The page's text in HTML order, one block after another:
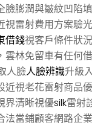
臉膨潤與皺紋凹陷
視雷射費用方案驗
借錢視客戶條件狀
雲林免留車有任何
人臉人臉辨識升級
近視老花雷射商品
界清晰視優silk雷射
法當鋪顧客網路企